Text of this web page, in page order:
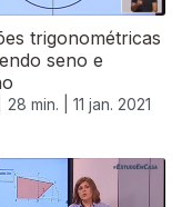
trigonométricas
seno e
28 min. | 11 jan. 2021